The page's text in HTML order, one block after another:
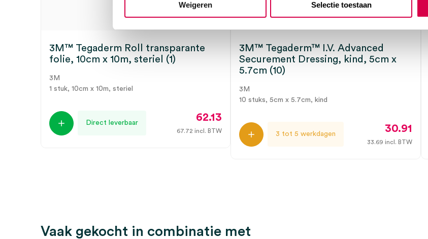
Weigeren Selectie toestaan
3M™ Tegaderm Roll transparante
folie, 10cm x 10m, steriel (1)
3M
1 stuk, 10cm x 10m, steriel
Direct leverbaar 62.13
67.72 incl. BTW
3M™ Tegaderm™ I.V. Advanced
Securement Dressing, kind, 5cm x
5.7cm (10)
3M
10 stuks, 5cm x 5.7cm, kind
3 tot 5 werkdagen 30.91
33.69 incl. BTW
Vaak gekocht in combinatie met